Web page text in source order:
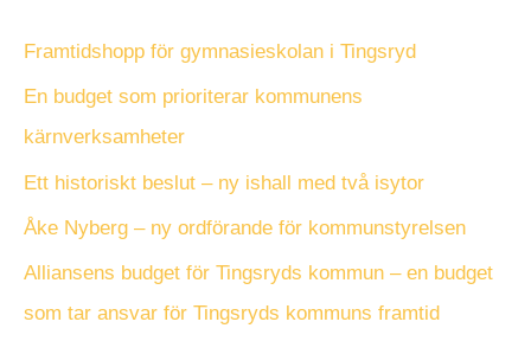
f
Framtidshopp för gymnasieskolan i Tingsryd
En budget som prioriterar kommunens
kärnverksamheter
Ett historiskt beslut – ny ishall med två isytor
Åke Nyberg – ny ordförande för kommunstyrelsen
Alliansens budget för Tingsryds kommun – en budget
som tar ansvar för Tingsryds kommuns framtid